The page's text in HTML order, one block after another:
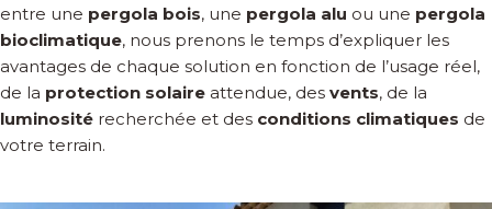
entre une pergola bois, une pergola alu ou une pergola
bioclimatique, nous prenons le temps d’expliquer les
avantages de chaque solution en fonction de l’usage réel,
de la protection solaireattendue, des vents, de la
luminositérecherchée et des conditions climatiques de
votre terrain.